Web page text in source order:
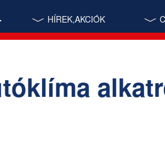
HÍREK,AKCIÓK